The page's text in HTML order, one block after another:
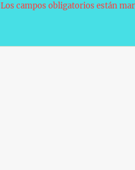
Los campos obligatorios están